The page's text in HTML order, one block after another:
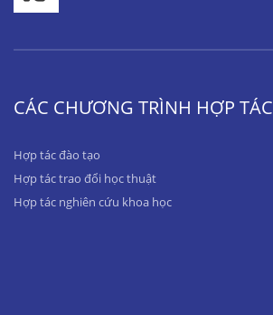
CÁC CHƯƠNG TRÌNH HỢP TÁC
Hợp tác đào tạo
Hợp tác trao đổi học thuật
Hợp tác nghiên cứu khoa học